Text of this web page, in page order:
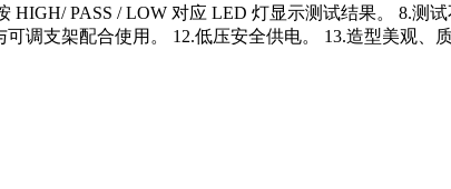
HIGH/ PASS / LOW 对应 LED 灯显示测试结果。 8.
调支架配合使用。 12.低压安全供电。 13.造型美观、